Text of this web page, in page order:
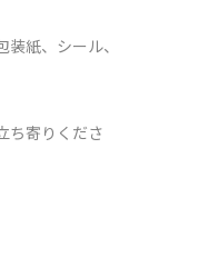
紙、シール、
ち寄りくださ